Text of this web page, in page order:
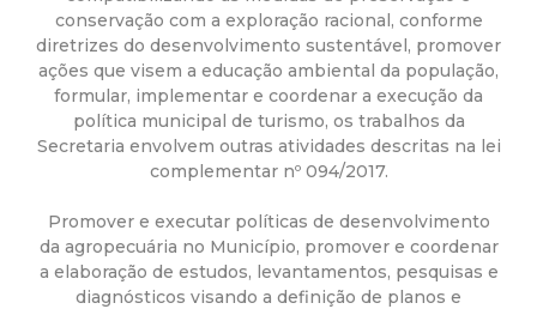
a
M
u
n
i
conservação com a exploração racional, conforme
diretrizes do desenvolvimento sustentável, promover
ações que visem a educação ambiental da população,
formular, implementar e coordenar a execução da
política municipal de turismo, os trabalhos da
Secretaria envolvem outras atividades descritas na lei
complementar nº 094/2017.
Promover e executar políticas de desenvolvimento
da agropecuária no Município, promover e coordenar
a elaboração de estudos, levantamentos, pesquisas e
diagnósticos visando a definição de planos e